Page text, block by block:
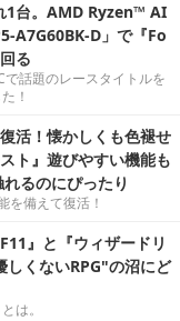
1台。AMD Ryzen™ AI
A7G60BK-D」で『Fo
る
話題のレースタイトルを
！
活！懐かしくも色褪せ
ト』遊びやすい機能も
るのにぴったり
を備えて復活！
』と『ウィザードリ
しくないRPG"の沼にど
は。